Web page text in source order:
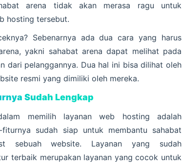
arena tidak akan merasa ragu untuk
hosting tersebut.
Sebenarnya ada dua cara yang harus
yakni sahabat arena dapat melihat pada
dari pelanggannya. Dua hal ini bisa dilihat oleh
resmi yang dimiliki oleh mereka.
Sudah Lengkap
memilih layanan web hosting adalah
fiturnya sudah siap untuk membantu sahabat
sebuah website. Layanan yang sudah
terbaik merupakan layanan yang cocok untuk